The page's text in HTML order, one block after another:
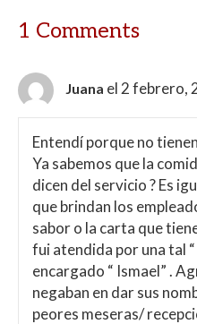
1 Comments
Juana el 2 febrero,
Entendí porque no
Ya sabemos que la
dicen del servicio ? Es
que brindan los
sabor o la carta que
fui atendida por una tal
encargado “ Ismael” .
negaban en dar sus
peores meseras/